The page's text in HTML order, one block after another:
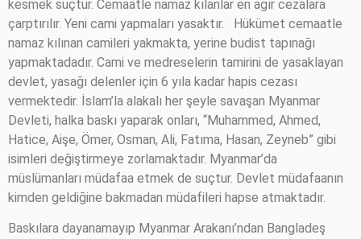
kesmek suçtur. Cemaatle namaz kılanlar en ağır cezalara
çarptırılır. Yeni cami yapmaları yasaktır.
Hükümet cemaatle
namaz kılınan camileri yakmakta, yerine budist tapınağı
yapmaktadadır. Cami ve medreselerin tamirini de yasaklayan
devlet, yasağı delenler için 6 yıla kadar hapis cezası
vermektedir. İslam’la alakalı her şeyle savaşan Myanmar
Devleti, halka baskı yaparak onları, “Muhammed, Ahmed,
Hatice, Aişe, Ömer, Osman, Ali, Fatıma, Hasan, Zeyneb” gibi
isimleri değiştirmeye zorlamaktadır. Myanmar’da
müslümanları müdafaa etmek de suçtur. Devlet müdafaanın
kimden geldiğine bakmadan müdafileri hapse atmaktadır.
Baskılara dayanamayıp Myanmar Arakanı’ndan Bangladeş